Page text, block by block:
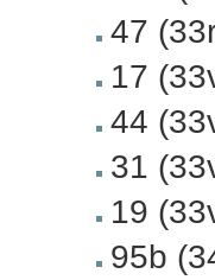
47
17
44
31
19
95b